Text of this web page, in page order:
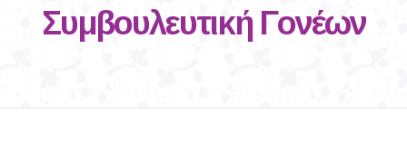
Συμβουλευτική Γονέων